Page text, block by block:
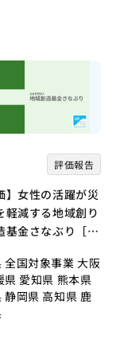
評価報告
】女性の活躍が災
軽減する地域創り
基金さなぶり［21
全国対象事業 大阪
県 愛知県 熊本県
静岡県 高知県 鹿